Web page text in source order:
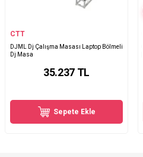
CTT
DJML Dj Çalışma Masası Laptop Bölmeli
Dj Masa
35.237TL
Sepete Ekle